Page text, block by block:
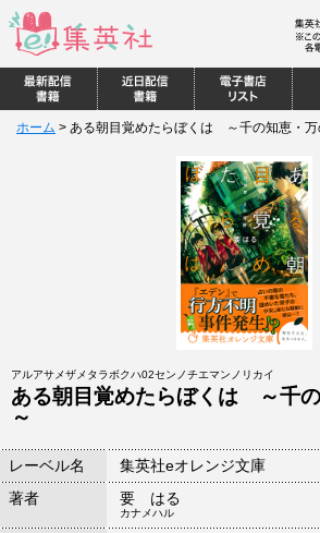
ホーム > ある朝目覚めたらぼくは ～千の知恵・万
アルアサメザメタラボクハ02センノチエマンノリカイ
ある朝目覚めたらぼくは ～千
～
レーベル名
集英社eオレンジ文庫
著者
要 はる
カナメハル